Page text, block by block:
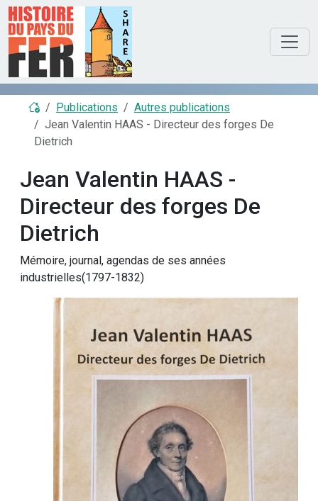
Publications
Autres publications
Jean Valentin HAAS - Directeur des forges De
Dietrich
Jean Valentin HAAS -
Directeur des forges De
Dietrich
Mémoire, journal, agendas de ses années
industrielles(1797-1832)